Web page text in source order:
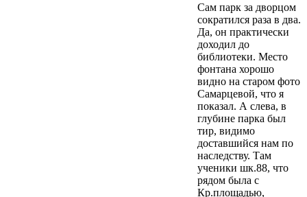
Сам парк за дворцом
сократился раза в два.
Да, он практически
доходил до
библиотеки. Место
фонтана хорошо
видно на старом фото
Самарцевой, что я
показал. А слева, в
глубине парка был
тир, видимо
доставшийся нам по
наследству. Там
ученики шк.88, что
рядом была с
Кр.площадью,